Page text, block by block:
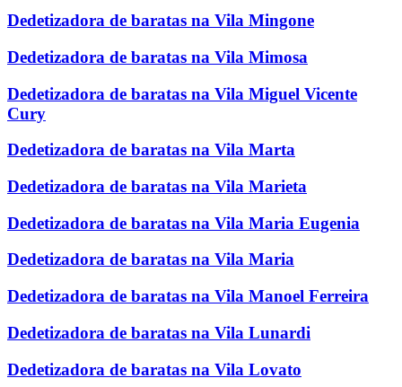
Dedetizadora de baratas na Vila Mingone
Dedetizadora de baratas na Vila Mimosa
Dedetizadora de baratas na Vila Miguel Vicente
Cury
Dedetizadora de baratas na Vila Marta
Dedetizadora de baratas na Vila Marieta
Dedetizadora de baratas na Vila Maria Eugenia
Dedetizadora de baratas na Vila Maria
Dedetizadora de baratas na Vila Manoel Ferreira
Dedetizadora de baratas na Vila Lunardi
Dedetizadora de baratas na Vila Lovato